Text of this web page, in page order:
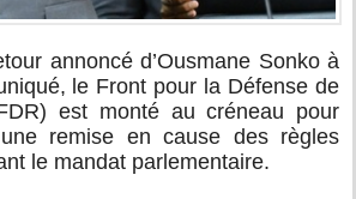
annoncé d’Ousmane Sonko à
le Front pour la Défense de
est monté au créneau pour
remise en cause des règles
le mandat parlementaire.